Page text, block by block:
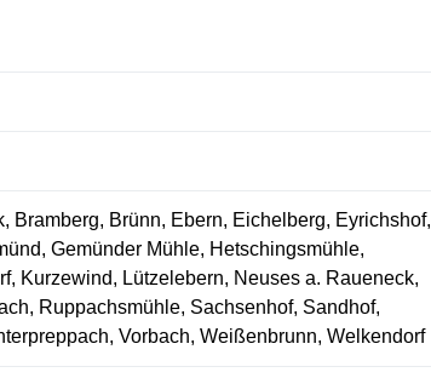
Bramberg, Brünn, Ebern, Eichelberg, Eyrichshof,
Gemünder Mühle, Hetschingsmühle,
Kurzewind, Lützelebern, Neuses a. Raueneck,
Ruppachsmühle, Sachsenhof, Sandhof,
Vorbach, Weißenbrunn, Welkendorf